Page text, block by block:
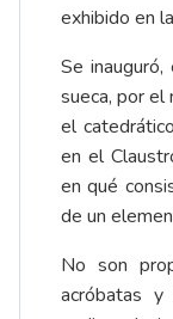
exhibido en
Se
sueca, por el
el
en el
en qué
de un
No son
acróbatas y